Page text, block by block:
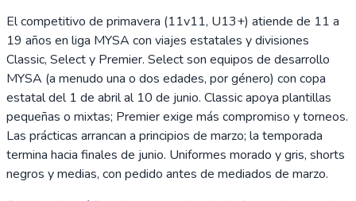
El competitivo de primavera (11v11, U13+) atiende de 11 a
19 años en liga MYSA con viajes estatales y divisiones
Classic, Select y Premier. Select son equipos de desarrollo
MYSA (a menudo una o dos edades, por género) con copa
estatal del 1 de abril al 10 de junio. Classic apoya plantillas
pequeñas o mixtas; Premier exige más compromiso y torneos.
Las prácticas arrancan a principios de marzo; la temporada
termina hacia finales de junio. Uniformes morado y gris, shorts
negros y medias, con pedido antes de mediados de marzo.